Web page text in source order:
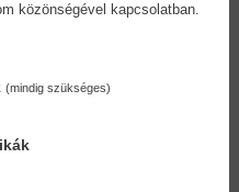
közönségével kapcsolatban.
(mindig szükséges)